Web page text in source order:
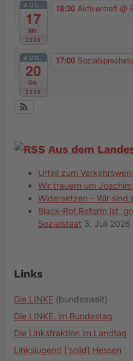
AUG.
17
Mo.
2026
18:30 Aktiventreff @
AUG.
20
Do.
2026
17:00
Aus dem
Urteil zum
Wir trauern um
Widersetzen – Wir sind
Black-Rot Reform ist
Sozialstaat 3. Juli 2026
Links
Die LINKE (bundesweit)
Die LINKE. im Bundestag
Die Linksfraktion im Landtag
Linksjugend ['solid] Hessen